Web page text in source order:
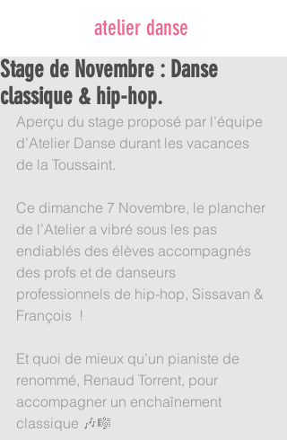
atelier danse
Stage de Novembre : Danse
classique & hip-hop.
Aperçu du stage proposé par l’équipe
d’Atelier Danse durant les vacances
de la Toussaint.
Ce dimanche 7 Novembre, le plancher
de l’Atelier a vibré sous les pas
endiablés des élèves accompagnés
des profs et de danseurs
professionnels de hip-hop, Sissavan &
François  !
Et quoi de mieux qu’un pianiste de
renommé, Renaud Torrent, pour
accompagner un enchaînement
classique 🎶🎼